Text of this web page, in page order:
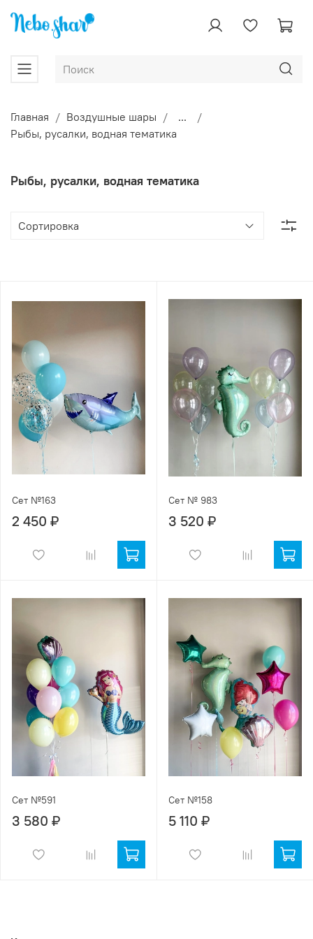
Главная Воздушные шары
...
Рыбы, русалки, водная тематика
Рыбы, русалки, водная тематика
Сет №163
2 450 ₽
Сет № 983
3 520 ₽
Сет №591
3 580 ₽
Сет №158
5 110 ₽